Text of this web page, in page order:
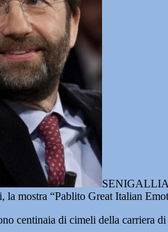
SENIGALLIA
la mostra “Pablito Great Italian
centinaia di cimeli della carriera